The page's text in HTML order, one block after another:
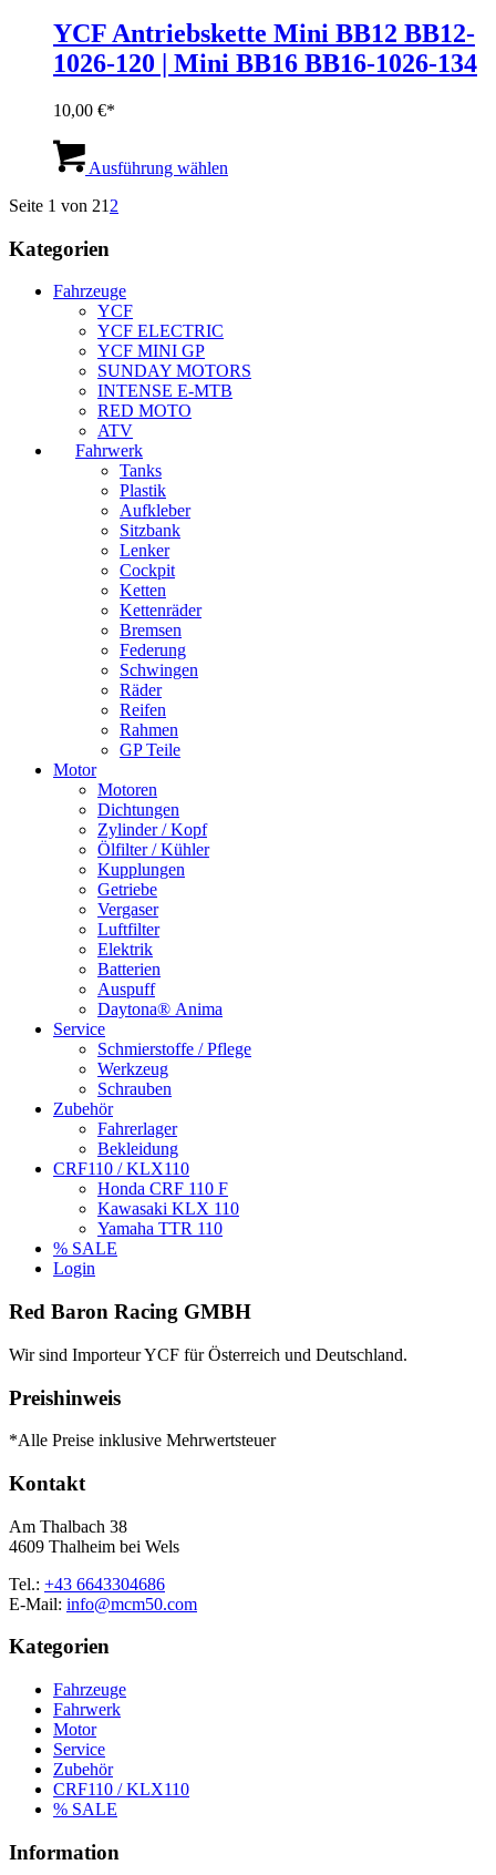
auf.
Die
Optionen
YCF Antriebskette Mini BB12 BB12-
1026-120 | Mini BB16 BB16-1026-134
10,00 €
Ausführung wählen
Produktseite
gewählt
Seite 1 von 21 2
Kategorien
Fahrzeuge
YCF
YCF ELECTRIC
YCF MINI GP
SUNDAY MOTORS
INTENSE E-MTB
RED MOTO
ATV
Fahrwerk
Tanks
Plastik
Aufkleber
Sitzbank
Lenker
Cockpit
Ketten
Kettenräder
Bremsen
Federung
Schwingen
Räder
Reifen
Rahmen
GP Teile
Motor
Motoren
Dichtungen
Zylinder / Kopf
Ölfilter / Kühler
Kupplungen
Getriebe
Vergaser
Luftfilter
Elektrik
Batterien
Auspuff
Daytona® Anima
Service
Schmierstoffe / Pflege
Werkzeug
Schrauben
Zubehör
Fahrerlager
Bekleidung
CRF110 / KLX110
Honda CRF 110 F
Kawasaki KLX 110
Yamaha TTR 110
% SALE
Login
Red Baron Racing GMBH
Wir sind Importeur YCF für Österreich und Deutschland.
Preishinweis
*Alle Preise inklusive Mehrwertsteuer
Kontakt
Am Thalbach 38
4609 Thalheim bei Wels
Tel.: +43 6643304686
E-Mail: info@mcm50.com
Kategorien
Fahrzeuge
Fahrwerk
Motor
Service
Zubehör
CRF110 / KLX110
% SALE
Information